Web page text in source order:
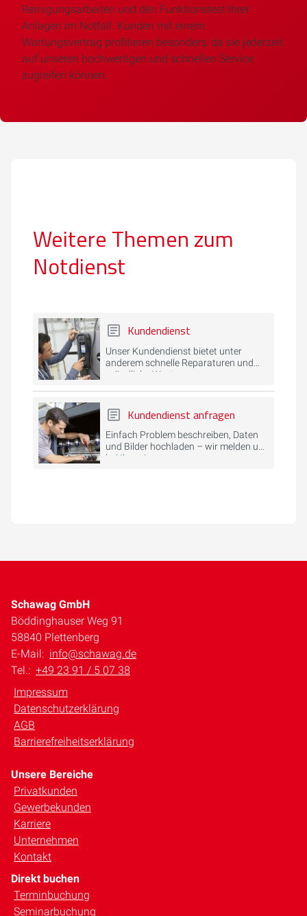
Reinigungsarbeiten und den Funktionstest Ihrer
Anlagen im Notfall. Kunden mit einem
Wartungsvertrag profitieren besonders, da sie jederzeit
auf unseren hochwertigen und schnellen Service
zugreifen können.
Weitere Themen zum
Notdienst
Kundendienst
Unser Kundendienst bietet unter
anderem schnelle Reparaturen und
gründliche Wartungen.
Kundendienst anfragen
Einfach Problem beschreiben, Daten
und Bilder hochladen – wir melden uns
bei Ihnen!
Schawag GmbH
Böddinghauser Weg 91
58840 Plettenberg
E-Mail: info@schawag.de
Tel.: +49 23 91 / 5 07 38
Impressum
Datenschutzerklärung
AGB
Barrierefreiheitserklärung
Unsere Bereiche
Privatkunden
Gewerbekunden
Karriere
Unternehmen
Kontakt
Direkt buchen
Terminbuchung
Seminarbuchung